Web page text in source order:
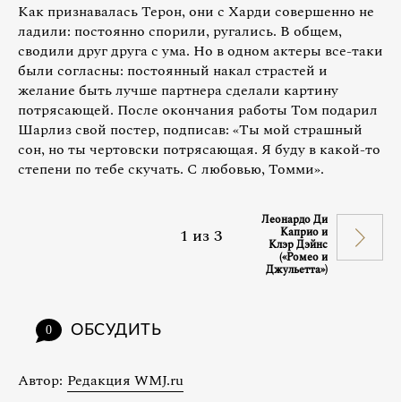
Как признавалась Терон, они с Харди совершенно не
ладили: постоянно спорили, ругались. В общем,
сводили друг друга с ума. Но в одном актеры все-таки
были согласны: постоянный накал страстей и
желание быть лучше партнера сделали картину
потрясающей. После окончания работы Том подарил
Шарлиз свой постер, подписав: «Ты мой страшный
сон, но ты чертовски потрясающая. Я буду в какой-то
степени по тебе скучать. С любовью, Томми».
1 из3
Леонардо Ди
Каприо и
Клэр Дэйнс
(«Ромео и
Джульетта»)
0 ОБСУДИТЬ
Автор: Редакция WMJ.ru